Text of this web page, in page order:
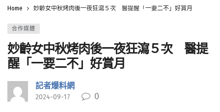
Home 妙齡女中秋烤肉後一夜狂瀉５次 醫提醒「一要二不」好賞月
合作媒體
妙齡女中秋烤肉後一夜狂瀉５次 醫提
醒「一要二不」好賞月
記者爆料網
2024-09-17 0